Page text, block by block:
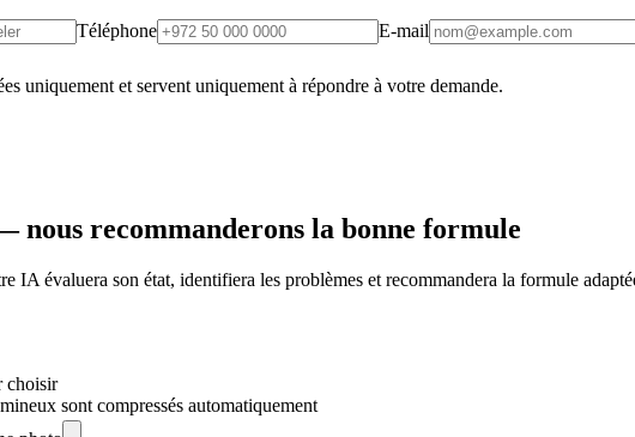
Téléphone E-mail
uniquement et servent uniquement à répondre à votre demande.
nous recommanderons la bonne formule
IA évaluera son état, identifiera les problèmes et recommandera la formule
choisir
sont compressés automatiquement